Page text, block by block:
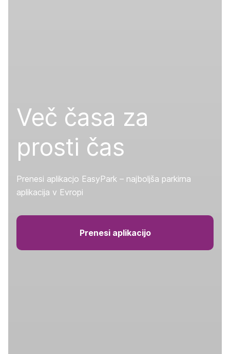
Več časa za
prosti čas
Prenesi aplikacjo EasyPark – najboljša parkirna
aplikacija v Evropi
Prenesi aplikacijo